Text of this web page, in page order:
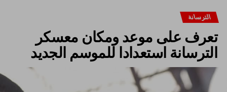
الترسانة
تعرف على موعد ومكان معسكر
الترسانة استعدادا للموسم الجديد